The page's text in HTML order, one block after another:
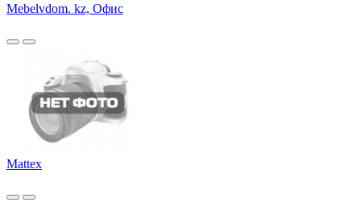
Mebelvdom. kz, Офис
Mattex